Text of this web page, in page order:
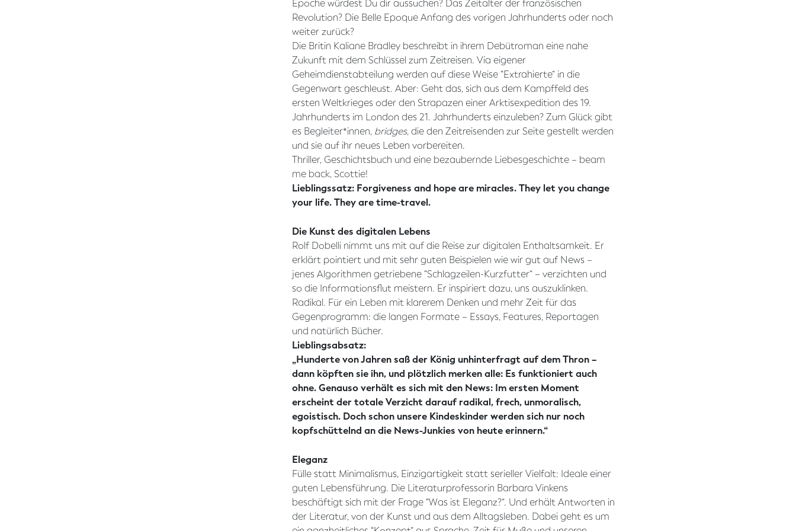
Epoche würdest Du dir aussuchen? Das Zeitalter der französischen
Revolution? Die Belle Epoque Anfang des vorigen Jahrhunderts oder noch
weiter zurück?
Die Britin Kaliane Bradley beschreibt in ihrem Debütroman eine nahe
Zukunft mit dem Schlüssel zum Zeitreisen. Via eigener
Geheimdienstabteilung werden auf diese Weise “Extrahierte” in die
Gegenwart geschleust. Aber: Geht das, sich aus dem Kampffeld des
ersten Weltkrieges oder den Strapazen einer Arktisexpedition des 19.
Jahrhunderts im London des 21. Jahrhunderts einzuleben? Zum Glück gibt
es Begleiter*innen, bridges, die den Zeitreisenden zur Seite gestellt werden
und sie auf ihr neues Leben vorbereiten.
Thriller, Geschichtsbuch und eine bezaubernde Liebesgeschichte – beam
me back, Scottie!
Lieblingssatz: Forgiveness and hope are miracles. They let you change
your life. They are time-travel.
Die Kunst des digitalen Lebens
Rolf Dobelli nimmt uns mit auf die Reise zur digitalen Enthaltsamkeit. Er
erklärt pointiert und mit sehr guten Beispielen wie wir gut auf News –
jenes Algorithmen getriebene “Schlagzeilen-Kurzfutter” – verzichten und
so die Informationsflut meistern. Er inspiriert dazu, uns auszuklinken.
Radikal. Für ein Leben mit klarerem Denken und mehr Zeit für das
Gegenprogramm: die langen Formate – Essays, Features, Reportagen
und natürlich Bücher.
Lieblingsabsatz:
„Hunderte von Jahren saß der König unhinterfragt auf dem Thron –
dann köpften sie ihn, und plötzlich merken alle: Es funktioniert auch
ohne. Genauso verhält es sich mit den News: Im ersten Moment
erscheint der totale Verzicht darauf radikal, frech, unmoralisch,
egoistisch. Doch schon unsere Kindeskinder werden sich nur noch
kopfschüttelnd an die News-Junkies von heute erinnern.“
Eleganz
Fülle statt Minimalismus, Einzigartigkeit statt serieller Vielfalt: Ideale einer
guten Lebensführung. Die Literaturprofessorin Barbara Vinkens
beschäftigt sich mit der Frage “Was ist Eleganz?”. Und erhält Antworten in
der Literatur, von der Kunst und aus dem Alltagsleben. Dabei geht es um